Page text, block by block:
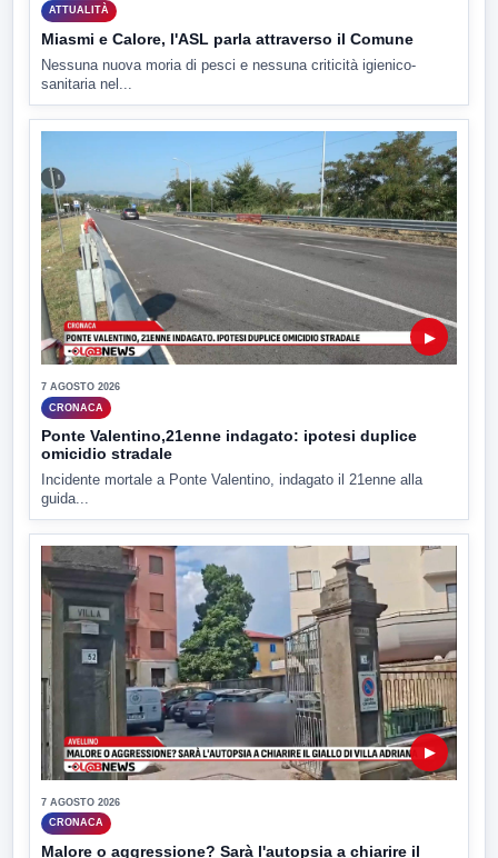
ATTUALITÀ
Miasmi e Calore, l'ASL parla attraverso il Comune
Nessuna nuova moria di pesci e nessuna criticità igienico-
sanitaria nel...
▶
7 AGOSTO 2026
CRONACA
Ponte Valentino,21enne indagato: ipotesi duplice
omicidio stradale
Incidente mortale a Ponte Valentino, indagato il 21enne alla
guida...
▶
7 AGOSTO 2026
CRONACA
Malore o aggressione? Sarà l'autopsia a chiarire il